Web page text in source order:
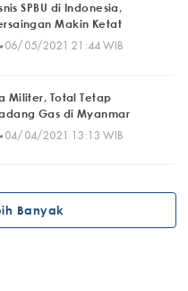
SPBU di Indonesia,
Makin Ketat
06/05/2021 21:44 WIB
Militer, Total Tetap
Gas di Myanmar
04/04/2021 13:13 WIB
Banyak